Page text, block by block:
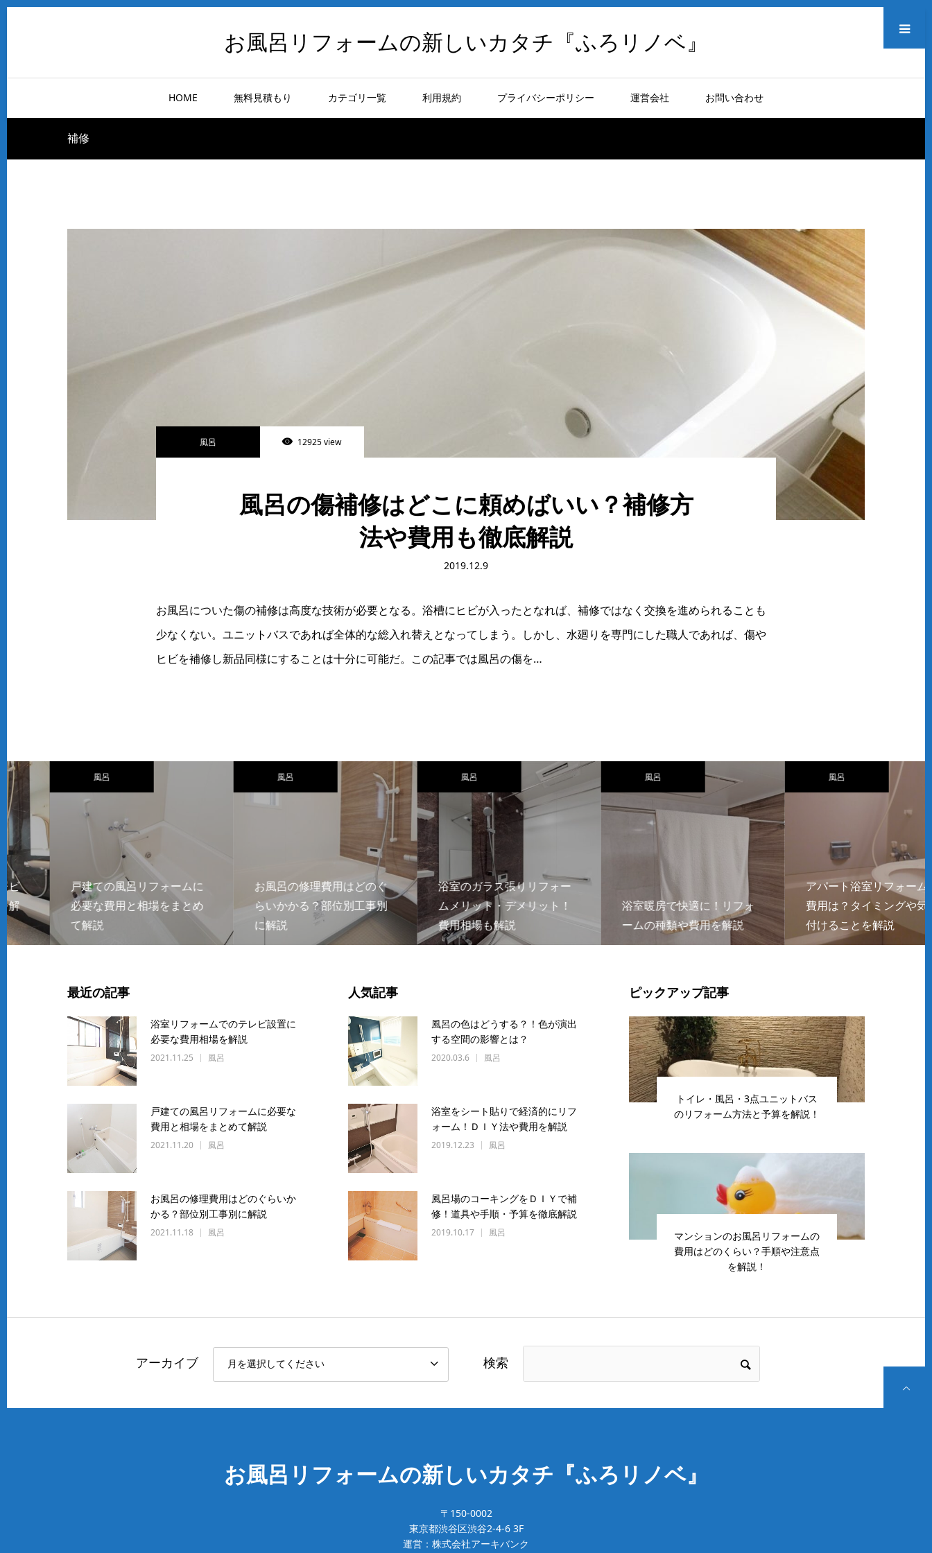
メニュー
お風呂リフォームの新しいカタチ『ふろリノベ』
HOME 無料見積もり カテゴリ一覧 利用規約 プライバシーポリシー 運営会社 お問い合わせ
補修
風呂 12925 view
風呂の傷補修はどこに頼めばいい？補修方
法や費用も徹底解説
2019.12.9
お風呂についた傷の補修は高度な技術が必要となる。浴槽にヒビが入ったとなれば、補修ではなく交換を進められることも
少なくない。ユニットバスであれば全体的な総入れ替えとなってしまう。しかし、水廻りを専門にした職人であれば、傷や
ヒビを補修し新品同様にすることは十分に可能だ。この記事では風呂の傷を…
戸建ての風呂リフォームに
必要な費用と相場をまとめ
て解説
お風呂の修理費用はどのぐ
らいかかる？部位別工事別
浴室のガラス張りリフォー
ムメリット・デメリット！
費用相場も解説
浴室暖房で快適に！リフォ
ームの種類や費用を解説
アパート浴室リフォームの
費用は？タイミングや気を
付けることを解説
最近の記事
浴室リフォームでのテレビ設置に
必要な費用相場を解説
2021.11.25 風呂
戸建ての風呂リフォームに必要な
費用と相場をまとめて解説
2021.11.20 風呂
お風呂の修理費用はどのぐらいか
かる？部位別工事別に解説
2021.11.18 風呂
人気記事
風呂の色はどうする？！色が演出
する空間の影響とは？
2020.03.6 風呂
浴室をシート貼りで経済的にリフ
ォーム！ＤＩＹ法や費用を解説
2019.12.23 風呂
風呂場のコーキングをＤＩＹで補
修！道具や手順・予算を徹底解説
2019.10.17 風呂
ピックアップ記事
トイレ・風呂・3点ユニットバス
のリフォーム方法と予算を解説！
マンションのお風呂リフォームの
費用はどのくらい？手順や注意点
を解説！
アーカイブ 検索
お風呂リフォームの新しいカタチ『ふろリノベ』
〒150-0002
東京都渋谷区渋谷2-4-6 3F
運営：株式会社アーキバンク